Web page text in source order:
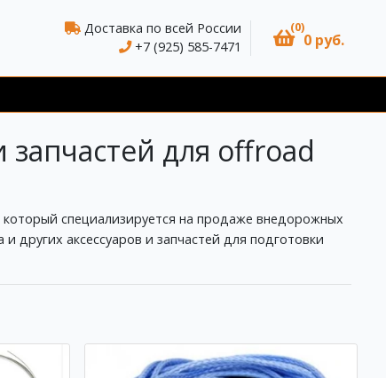
Доставка по всей России
+7 (925) 585-7471
(0)
0 руб.
для offroad
специализируется на продаже внедорожных
других аксессуаров и запчастей для подготовки